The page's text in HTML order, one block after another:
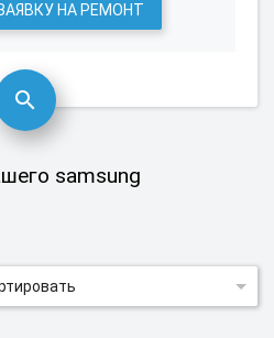
НА РЕМОНТ
samsung